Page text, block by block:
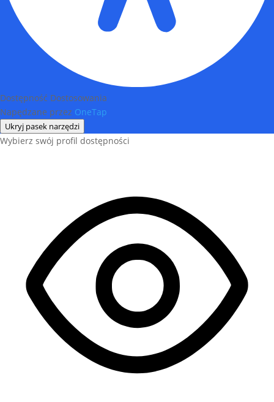
Dostępność Dostosowania
Napędzane przez OneTap
Ukryj pasek narzędzi
Wybierz swój profil dostępności